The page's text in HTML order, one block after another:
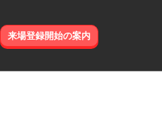
来場登録開始の案内